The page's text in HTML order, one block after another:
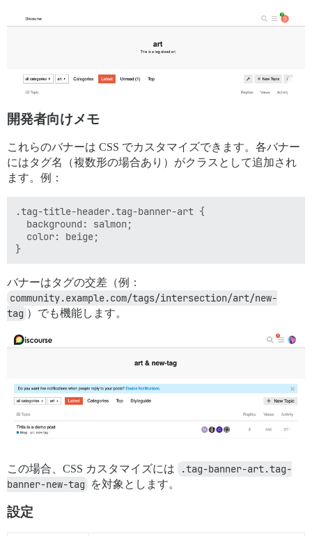
開発者向けメモ
これらのバナーは CSS でカスタマイズできます。各バナー
にはタグ名（複数形の場合あり）がクラスとして追加され
ます。例：
.tag-title-header.tag-banner-art {
  background: salmon;
  color: beige;
バナーはタグの交差（例：
community.example.com/tags/intersection/art/new-
tag ）でも機能します。
この場合、CSS カスタマイズには
.tag-banner-art.tag-
banner-new-tag
を対象とします。
設定